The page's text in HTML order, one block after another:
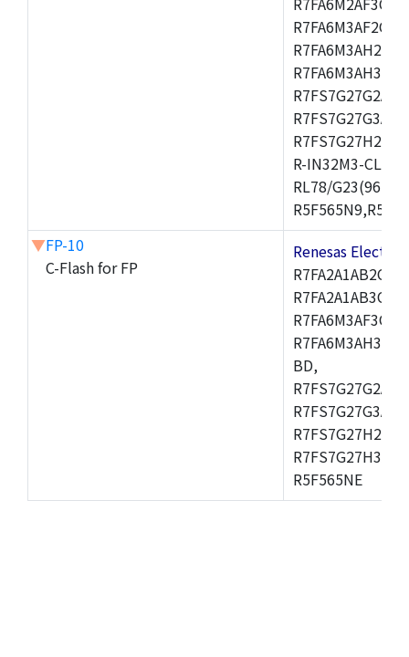
R-IN32M3-CL,R-
RL78/
▼FP-10
C-Flash for FP
Renesas
BD,
R5F565NE